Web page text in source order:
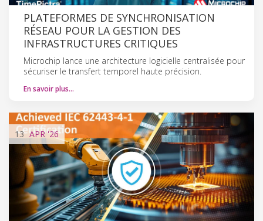
PLATEFORMES DE SYNCHRONISATION
RÉSEAU POUR LA GESTION DES
INFRASTRUCTURES CRITIQUES
Microchip lance une architecture logicielle centralisée pour
sécuriser le transfert temporel haute précision.
En savoir plus…
13 APR'26